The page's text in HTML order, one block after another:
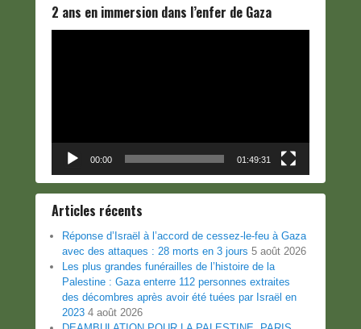
2 ans en immersion dans l’enfer de Gaza
00:00 01:49:31
Articles récents
Réponse d’Israël à l’accord de cessez-le-feu à Gaza
avec des attaques : 28 morts en 3 jours 5 août 2026
Les plus grandes funérailles de l’histoire de la
Palestine : Gaza enterre 112 personnes extraites
des décombres après avoir été tuées par Israël en
2023 4 août 2026